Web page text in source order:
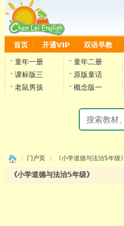
首页 开通VIP 双语早教
童年一册 童年二册
课标版三
原版童话
老鼠男孩
概念版一
门户页 《小学道德与法治5年级》
《小学道德与法治5年级》